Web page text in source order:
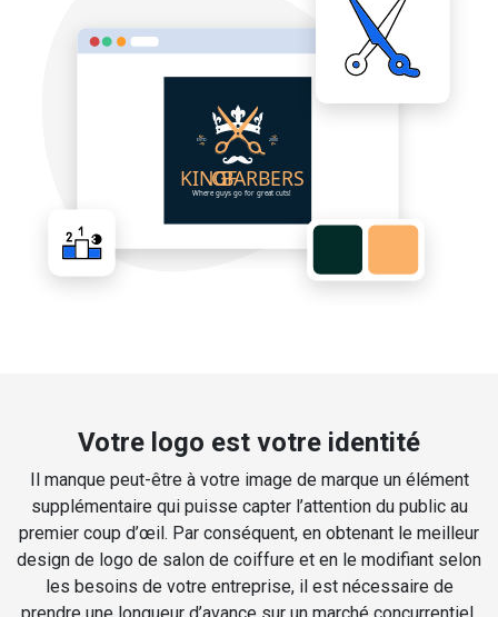
Votre logo est votre identité
Il manque peut-être à votre image de marque un élément
supplémentaire qui puisse capter l’attention du public au
premier coup d’œil. Par conséquent, en obtenant le meilleur
design de logo de salon de coiffure et en le modifiant selon
les besoins de votre entreprise, il est nécessaire de